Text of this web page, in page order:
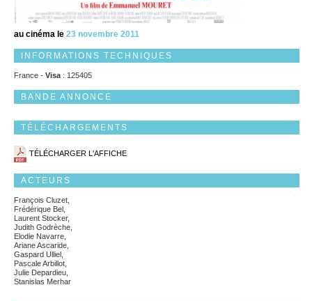
au cinéma le 23 novembre 2011
INFORMATIONS TECHNIQUES
France - Visa : 125405
BANDE ANNONCE
TÉLÉCHARGEMENTS
TÉLÉCHARGER L'AFFICHE
ACTEURS
François Cluzet,
Frédérique Bel,
Laurent Stocker,
Judith Godrèche,
Elodie Navarre,
Ariane Ascaride,
Gaspard Ulliel,
Pascale Arbillot,
Julie Depardieu,
Stanislas Merhar